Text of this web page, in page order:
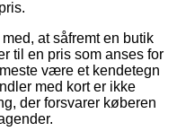
at såfremt en butik
til en pris som anses for
være et kendetegn
med kort er ikke
der forsvarer køberen